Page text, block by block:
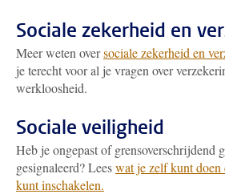
Sociale zekerheid en
Meer weten oversociale zekerheid en
je terecht voor al je vragen over
werkloosheid.
Sociale veiligheid
Heb je ongepast of grensoverschrijdend
gesignaleerd? Leeswat je zelf kunt
kunt inschakelen.